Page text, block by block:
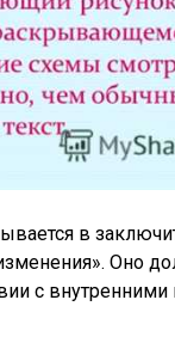
в
Оно
с внутренними